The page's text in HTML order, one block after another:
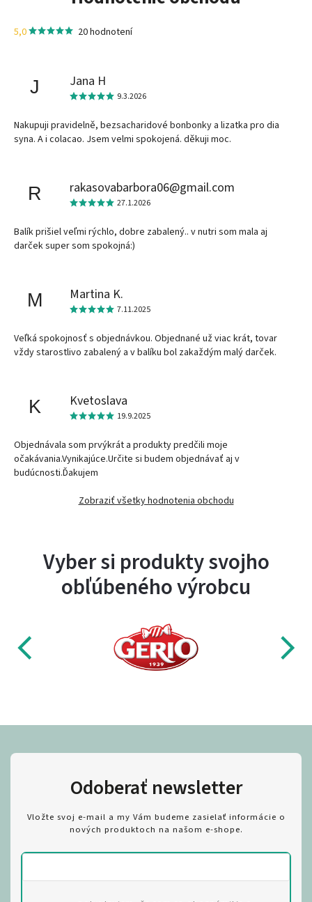
5,0 20 hodnotení
J Jana H
9.3.2026
Nakupuji pravidelně, bezsacharidové bonbonky a lizatka pro dia
syna. A i colacao. Jsem velmi spokojená. děkuji moc.
R rakasovabarbora06@gmail.com
27.1.2026
Balík prišiel veľmi rýchlo, dobre zabalený.. v nutri som mala aj
darček super som spokojná:)
M Martina K.
7.11.2025
Veľká spokojnosť s objednávkou. Objednané už viac krát, tovar
vždy starostlivo zabalený a v balíku bol zakaždým malý darček.
K Kvetoslava
19.9.2025
Objednávala som prvýkrát a produkty predčili moje
očakávania.Vynikajúce.Určite si budem objednávať aj v
budúcnosti.Ďakujem
Zobraziť všetky hodnotenia obchodu
Vyber si produkty svojho
obľúbeného výrobcu
Odoberať newsletter
Vložte svoj e-mail a my Vám budeme zasielať informácie o
nových produktoch na našom e-shope.